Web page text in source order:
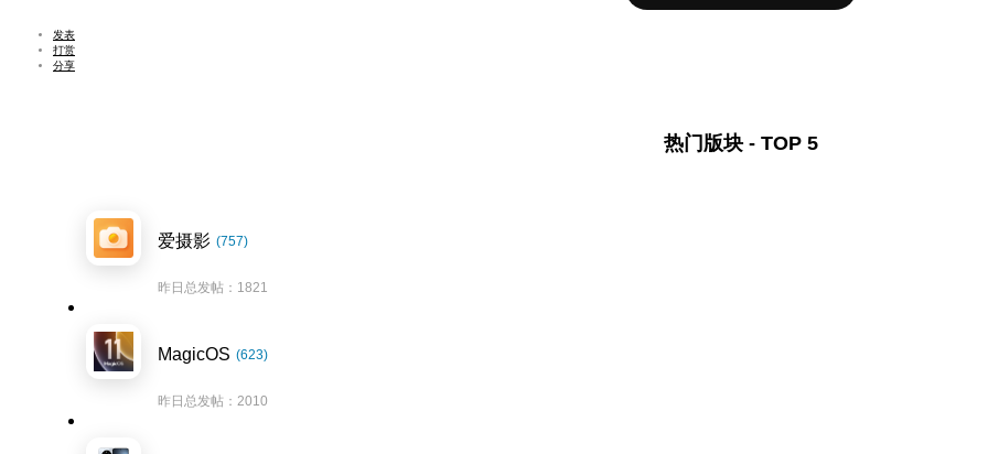
发表
打赏
分享
热门版块 - TOP 5
爱摄影 (757)
昨日总发帖：1821
MagicOS (623)
昨日总发帖：2010